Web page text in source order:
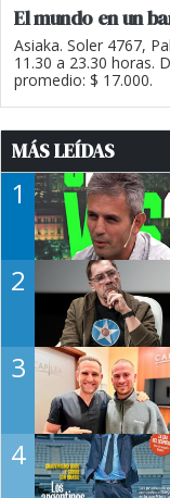
El mundo en un
Asiaka. Soler 4767,
11.30 a 23.30 horas.
promedio: $ 17.000.
MÁS LEÍDAS
1
2
3
4